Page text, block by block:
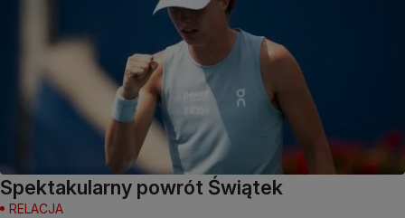
Spektakularny powrót Świątek
RELACJA